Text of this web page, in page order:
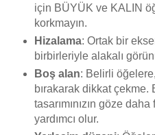
için BÜYÜK ve KALIN
korkmayın.
Hizalama: Ortak bir
birbirleriyle alakalı
Boş alan: Belirli
bırakarak dikkat çekme.
tasarımınızın göze
yardımcı olur.